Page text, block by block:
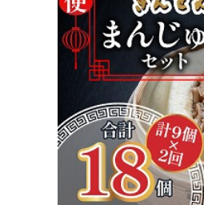
TOP
加工食品
ほか
【定期便 全2回】金豚まんじ
理 レンジ 電子レンジ 冷凍 ギ